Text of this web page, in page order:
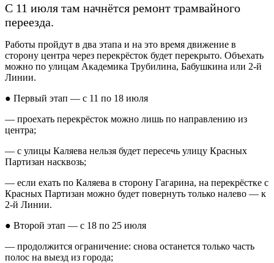
С 11 июля там начнётся ремонт трамвайного
переезда.
Работы пройдут в два этапа и на это время движение в
сторону центра через перекрёсток будет перекрыто. Объехать
можно по улицам Академика Трубилина, Бабушкина или 2-й
Линии.
● Первый этап — с 11 по 18 июля
— проехать перекрёсток можно лишь по направлению из
центра;
— с улицы Каляева нельзя будет пересечь улицу Красных
Партизан насквозь;
— если ехать по Каляева в сторону Гагарина, на перекрёстке с
Красных Партизан можно будет повернуть только налево — к
2-й Линии.
● Второй этап — с 18 по 25 июля
— продолжится ограничение: снова останется только часть
полос на выезд из города;